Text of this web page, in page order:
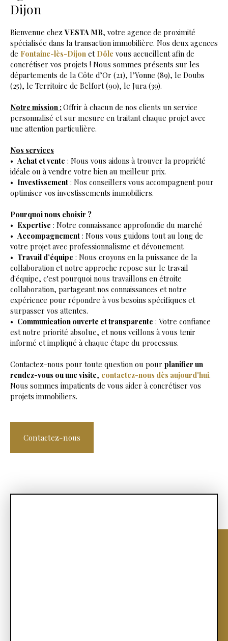
Dijon
Bienvenue chez VESTA MB, votre agence de proximité
spécialisée dans la transaction immobilière. Nos deux agences
de Fontaine-lès-Dijon et Dôle vous accueillent afin de
concrétiser vos projets ! Nous sommes présents sur les
départements de la Côte d’Or (21), l’Yonne (89), le Doubs
(25), le Territoire de Belfort (90), le Jura (39).
Notre mission :Offrir à chacun de nos clients un service
personnalisé et sur mesure en traitant chaque projet avec
une attention particulière.
Nos services
Achat et vente : Nous vous aidons à trouver la propriété
idéale ou à vendre votre bien au meilleur prix.
Investissement : Nos conseillers vous accompagnent pour
optimiser vos investissements immobiliers.
Pourquoi nous choisir ?
Expertise : Notre connaissance approfondie du marché
Accompagnement : Nous vous guidons tout au long de
votre projet avec professionnalisme et dévouement.
Travail d’équipe : Nous croyons en la puissance de la
collaboration et notre approche repose sur le travail
d'équipe, c'est pourquoi nous travaillons en étroite
collaboration, partageant nos connaissances et notre
expérience pour répondre à vos besoins spécifiques et
surpasser vos attentes.
Communication ouverte et transparente : Votre confiance
est notre priorité absolue, et nous veillons à vous tenir
informé et impliqué à chaque étape du processus.
Contactez-nous pour toute question ou pour planifier un
rendez-vous ou une visite, contactez-nous dès aujourd'hui.
Nous sommes impatients de vous aider à concrétiser vos
projets immobiliers.
Contactez-nous